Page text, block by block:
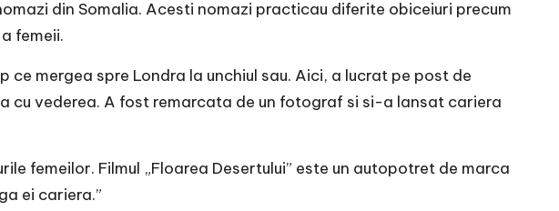
din Somalia. Acesti nomazi practicau diferite obiceiuri precum
femeii.
mergea spre Londra la unchiul sau. Aici, a lucrat pe post de
cu vederea. A fost remarcata de un fotograf si si-a lansat cariera
femeilor. Filmul „Floarea Desertului” este un autopotret de marca
ei cariera.”